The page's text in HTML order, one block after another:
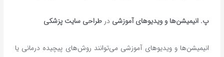
پ. انیمیشن‌ها و ویدیوهای آموزشی در طراحی سایت پزشکی
انیمیشن‌ها و ویدیوهای آموزشی می‌توانند روش‌های پیچیده درمانی یا